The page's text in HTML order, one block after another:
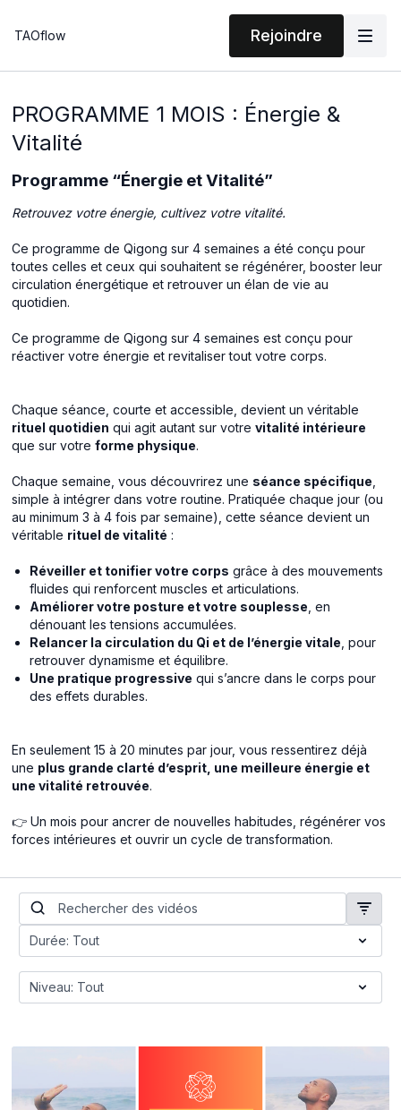
TAOflow Rejoindre
PROGRAMME 1 MOIS : Énergie &
Vitalité
Programme “Énergie et Vitalité”
Retrouvez votre énergie, cultivez votre vitalité.
Ce programme de Qigong sur 4 semaines a été conçu pour
toutes celles et ceux qui souhaitent se régénérer, booster leur
circulation énergétique et retrouver un élan de vie au
quotidien.
Ce programme de Qigong sur 4 semaines est conçu pour
réactiver votre énergie et revitaliser tout votre corps.
Chaque séance, courte et accessible, devient un véritable
rituel quotidien qui agit autant sur votrevitalité intérieure
que sur votreforme physique.
Chaque semaine, vous découvrirez une séance spécifique
simple à intégrer dans votre routine. Pratiquée chaque jour (ou
au minimum 3 à 4 fois par semaine), cette séance devient un
véritable rituel de vitalité :
Réveiller et tonifier votre corps grâce à des mouvements
fluides qui renforcent muscles et articulations.
Améliorer votre posture et votre souplesse , en
dénouant les tensions accumulées.
Relancer la circulation du Qi et de l’énergie vitale , pour
retrouver dynamisme et équilibre.
Une pratique progressive qui s’ancre dans le corps pour
des effets durables.
En seulement 15 à 20 minutes par jour, vous ressentirez déjà
une plus grande clarté d’esprit, une meilleure énergie et
une vitalité retrouvée.
👉 Un mois pour ancrer de nouvelles habitudes, régénérer vos
forces intérieures et ouvrir un cycle de transformation.